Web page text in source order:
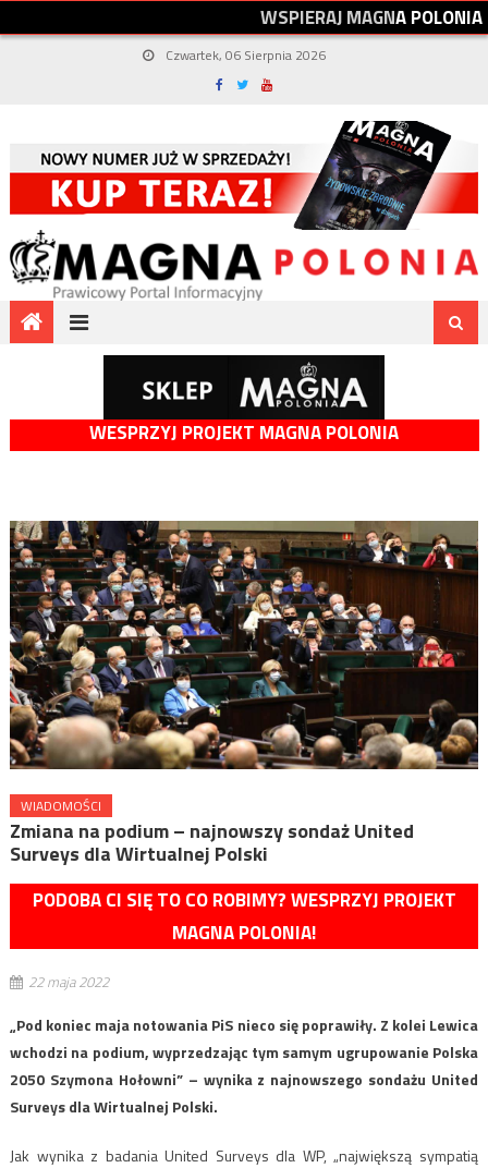
WSPIERAJMAGNAPOLONIA
Czwartek, 06 Sierpnia 2026
WESPRZYJ PROJEKT MAGNA POLONIA
WIADOMOŚCI
Zmiana na podium – najnowszy sondaż United
Surveys dla Wirtualnej Polski
PODOBA CI SIĘ TO CO ROBIMY? WESPRZYJ PROJEKT
MAGNA POLONIA!
22 maja 2022
„Pod koniec maja notowania PiS nieco się poprawiły. Z kolei Lewica
wchodzi na podium, wyprzedzając tym samym ugrupowanie Polska
2050 Szymona Hołowni” – wynika z najnowszego sondażu United
Surveys dla Wirtualnej Polski.
Jak wynika z badania United Surveys dla WP, „największą sympatią